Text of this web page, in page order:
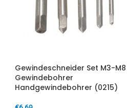
Gewindeschneider Set M3-M8
Gewindebohrer
Handgewindebohrer (0215)